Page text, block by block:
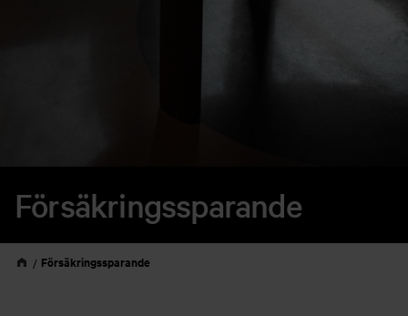
Försäkringssparande
Försäkringssparande